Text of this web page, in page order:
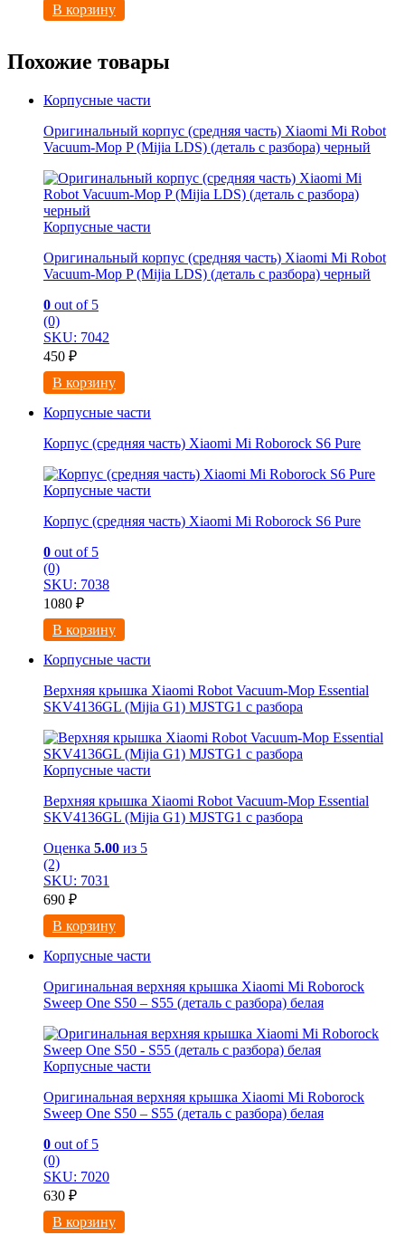
В корзину
Похожие товары
Корпусные части
Оригинальный корпус (средняя часть) Xiaomi Mi Robot
Vacuum-Mop P (Mijia LDS) (деталь с разбора) черный
Корпусные части
Оригинальный корпус (средняя часть) Xiaomi Mi Robot
Vacuum-Mop P (Mijia LDS) (деталь с разбора) черный
0 out of 5
(0)
SKU: 7042
450 ₽
В корзину
Корпусные части
Корпус (средняя часть) Xiaomi Mi Roborock S6 Pure
Корпусные части
Корпус (средняя часть) Xiaomi Mi Roborock S6 Pure
0 out of 5
(0)
SKU: 7038
1080 ₽
В корзину
Корпусные части
Верхняя крышка Xiaomi Robot Vacuum-Mop Essential
SKV4136GL (Mijia G1) MJSTG1 с разбора
Корпусные части
Верхняя крышка Xiaomi Robot Vacuum-Mop Essential
SKV4136GL (Mijia G1) MJSTG1 с разбора
Оценка 5.00 из 5
(2)
SKU: 7031
690 ₽
В корзину
Корпусные части
Оригинальная верхняя крышка Xiaomi Mi Roborock
Sweep One S50 – S55 (деталь с разбора) белая
Корпусные части
Оригинальная верхняя крышка Xiaomi Mi Roborock
Sweep One S50 – S55 (деталь с разбора) белая
0 out of 5
(0)
SKU: 7020
630 ₽
В корзину